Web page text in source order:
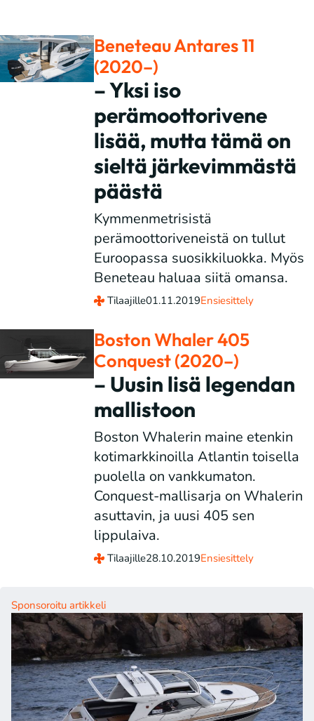
Beneteau Antares 11
(2020–)
– Yksi iso
perämoottorivene
lisää, mutta tämä on
sieltä järkevimmästä
päästä
Kymmenmetrisistä
perämoottoriveneistä on tullut
Euroopassa suosikkiluokka. Myös
Beneteau haluaa siitä omansa.
Tilaajille01.11.2019Ensiesittely
Boston Whaler 405
Conquest (2020–)
– Uusin lisä legendan
mallistoon
Boston Whalerin maine etenkin
kotimarkkinoilla Atlantin toisella
puolella on vankkumaton.
Conquest-mallisarja on Whalerin
asuttavin, ja uusi 405 sen
lippulaiva.
Tilaajille28.10.2019Ensiesittely
Sponsoroitu artikkeli